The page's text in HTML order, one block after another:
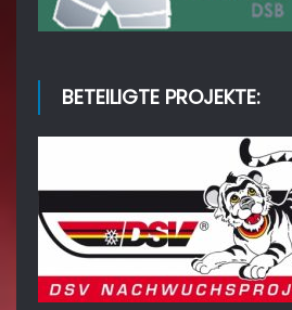
BETEILIGTE PROJEKTE: